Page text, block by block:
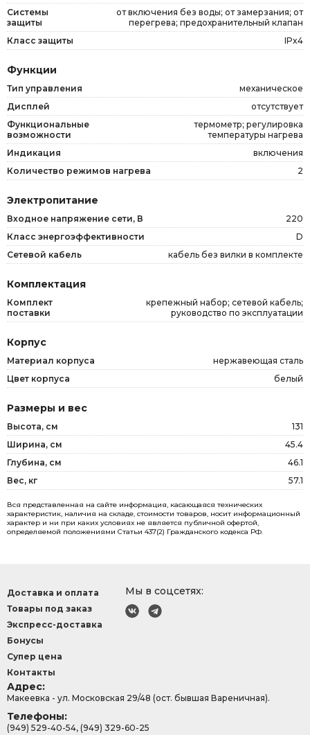
Системы
защиты
от включения без воды; от замерзания; от
перегрева; предохранительный клапан
Класс защиты
IPx4
Функции
Тип управления
механическое
Дисплей
отсутствует
Функциональные
возможности
термометр; регулировка
температуры нагрева
Индикация
включения
Количество режимов нагрева
2
Электропитание
Входное напряжение сети, В
220
Класс энергоэффективности
D
Сетевой кабель
кабель без вилки в комплекте
Комплектация
Комплект
поставки
крепежный набор; сетевой кабель;
руководство по эксплуатации
Корпус
Материал корпуса
нержавеющая сталь
Цвет корпуса
белый
Размеры и вес
Высота, см
131
Ширина, см
45.4
Глубина, см
46.1
Вес, кг
57.1
Вся представленная на сайте информация, касающаяся технических
характеристик, наличия на складе, стоимости товаров, носит информационный
характер и ни при каких условиях не является публичной офертой,
определяемой положениями Статьи 437(2) Гражданского кодекса РФ.
Мы в соцсетях:
Доставка и оплата
Товары под заказ
Экспресс-доставка
Бонусы
Супер цена
Контакты
Адрес:
Макеевка - ул. Московская 29/48 (ост. бывшая Вареничная).
Телефоны:
(949) 529-40-54, (949) 329-60-25